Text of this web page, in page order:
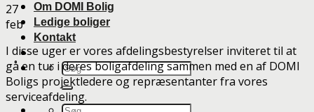
Om DOMI Bolig
Ledige boliger
Kontakt
27
feb
I disse uger er vores afdelingsbestyrelser inviteret til at
gå en tur i deres boligafdeling sammen med en af DOMI
Boligs projektledere og repræsentanter fra vores
serviceafdeling.